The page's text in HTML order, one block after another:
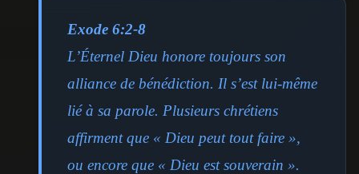
Exode 6:2-8
L’Éternel Dieu honore toujours son
alliance de bénédiction. Il s’est lui-même
lié à sa parole. Plusieurs chrétiens
affirment que « Dieu peut tout faire »,
ou encore que « Dieu est souverain ».